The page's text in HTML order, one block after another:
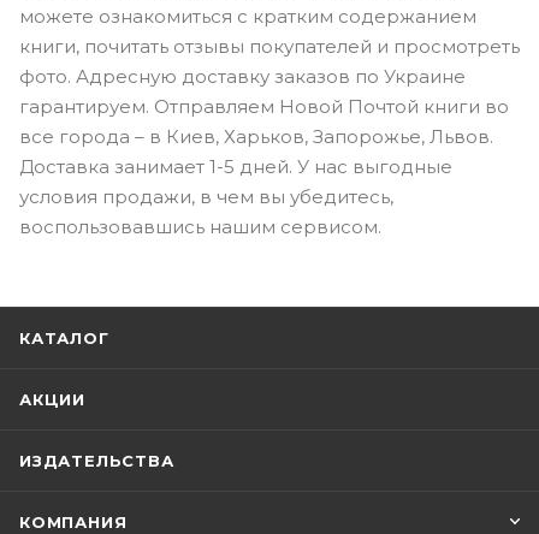
можете ознакомиться с кратким содержанием
книги, почитать отзывы покупателей и просмотреть
фото. Адресную доставку заказов по Украине
гарантируем. Отправляем Новой Почтой книги во
все города – в Киев, Харьков, Запорожье, Львов.
Доставка занимает 1-5 дней. У нас выгодные
условия продажи, в чем вы убедитесь,
воспользовавшись нашим сервисом.
КАТАЛОГ
АКЦИИ
ИЗДАТЕЛЬСТВА
КОМПАНИЯ